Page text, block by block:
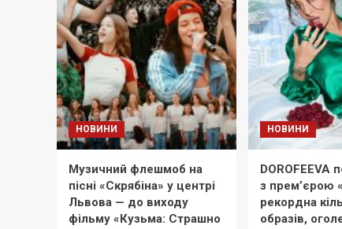
НОВИНИ
Музичний флешмоб на
пісні «Скрябіна» у центрі
Львова — до виходу
фільму «Кузьма: Страшно
НОВИНИ
DOROFEEVA
з прем’єрою
рекордна
образів,